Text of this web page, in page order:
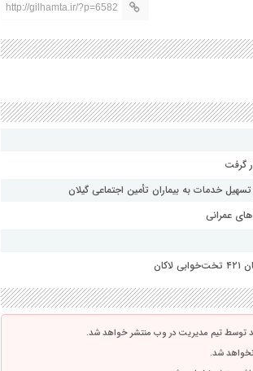
http://gilhamta.ir/?p=6582
خدمات به بیماران تأمین اجتماعی گیلان
عمرانی
توسط تیم مدیریت در وب منتشر خواهد شد.
شد.